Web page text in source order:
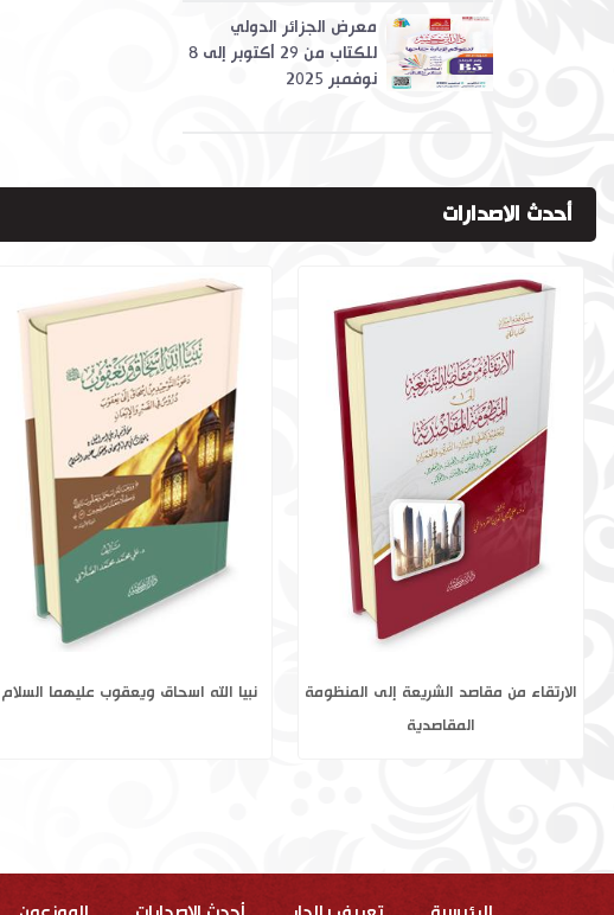
معرض الجزائر الدولي
للكتاب من 29 أكتوبر إلى 8
نوفمبر 2025
أحدث الاصدارات
الارتقاء من مقاصد الشريعة إلى المنظومة
فضائل سورة الفاتحة وخواصها